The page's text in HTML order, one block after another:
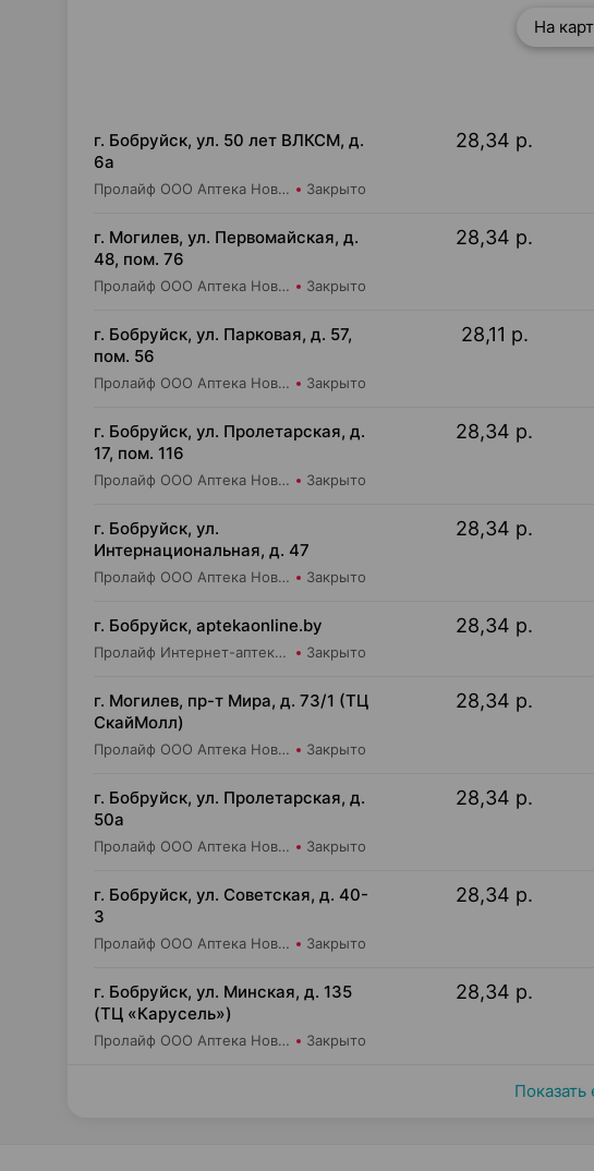
На
г. Бобруйск, ул. 50 лет ВЛКСМ, д.
6а
Пролайф ООО Аптека Новая №3 Закрыто
28,34 р.
г. Могилев, ул. Первомайская, д.
48, пом. 76
Пролайф ООО Аптека Новая №7 Закрыто
28,34 р.
г. Бобруйск, ул. Парковая, д. 57,
пом. 56
Пролайф ООО Аптека Новая №6 Закрыто
28,11 р.
г. Бобруйск, ул. Пролетарская, д.
17, пом. 116
Пролайф ООО Аптека Новая №1 Закрыто
28,34 р.
г. Бобруйск, ул.
Интернациональная, д. 47
Пролайф ООО Аптека Новая №8 Закрыто
28,34 р.
г. Бобруйск, aptekaonline.by
Пролайф Интернет-аптека aptekaonline.by Закрыто
28,34 р.
г. Могилев, пр-т Мира, д. 73/1 (ТЦ
СкайМолл)
Пролайф ООО Аптека Новая №11 Закрыто
28,34 р.
г. Бобруйск, ул. Пролетарская, д.
50а
Пролайф ООО Аптека Новая №2 Закрыто
28,34 р.
г. Бобруйск, ул. Советская, д. 40-
3
Пролайф ООО Аптека Новая №4 Закрыто
28,34 р.
г. Бобруйск, ул. Минская, д. 135
(ТЦ «Карусель»)
Пролайф ООО Аптека Новая №9 Закрыто
28,34 р.